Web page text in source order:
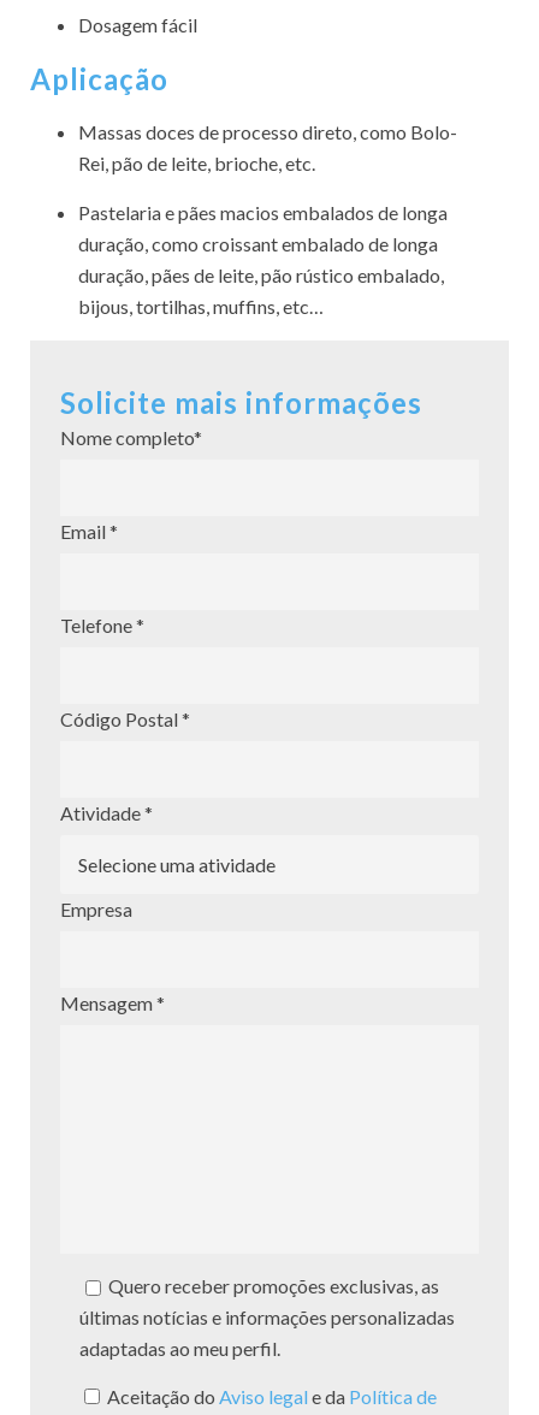
Dosagem fácil
Aplicação
Massas doces de processo direto, como Bolo-
Rei, pão de leite, brioche, etc.
Pastelaria e pães macios embalados de longa
duração, como croissant embalado de longa
duração, pães de leite, pão rústico embalado,
bijous, tortilhas, muffins, etc…
Solicite mais informações
Nome completo*
Email *
Telefone *
Código Postal *
Atividade *
Empresa
Mensagem *
Quero receber promoções exclusivas, as
últimas notícias e informações personalizadas
adaptadas ao meu perfil.
Aceitação do Aviso legale da Política de